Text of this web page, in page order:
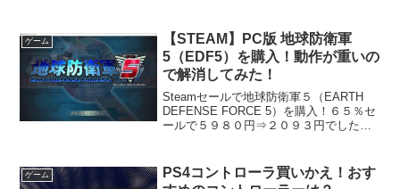
ゲーム
【STEAM】PC版 地球防衛軍
5（EDF5）を購入！動作が重いの
で解消してみた！
Steamセールで地球防衛軍５（EARTH
DEFENSE FORCE 5）を購入！６５％セ
ールで５９８０円⇒２０９３円でした！
定しました！このゲームを遊ぶに辺り
コ...
ゲーム
PS4コントローラ買いかえ！おす